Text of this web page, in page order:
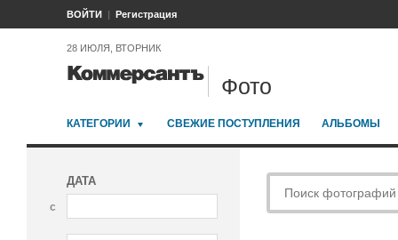
ВОЙТИ Регистрация
28 ИЮЛЯ, ВТОРНИК
Фото
КАТЕГОРИИ СВЕЖИЕ ПОСТУПЛЕНИЯ АЛЬБОМЫ
ДАТА
с